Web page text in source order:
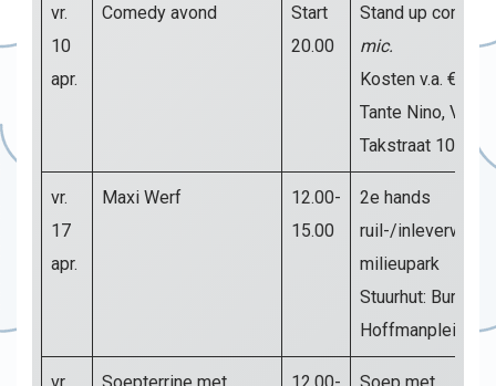
vr.
10
apr.
Comedy avond
Start
20.00
Stand up
mic.
Kosten v.a. €9,-
Tante Nino, Van
Takstraat 102b
vr.
17
apr.
Maxi Werf
12.00-
15.00
2e hands
ruil-/
milieupark
Stuurhut: Burg.
Hoffmanplein
vr.
Soepterrine met
12.00-
Soep met